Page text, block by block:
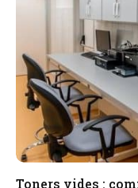
Toners vides :